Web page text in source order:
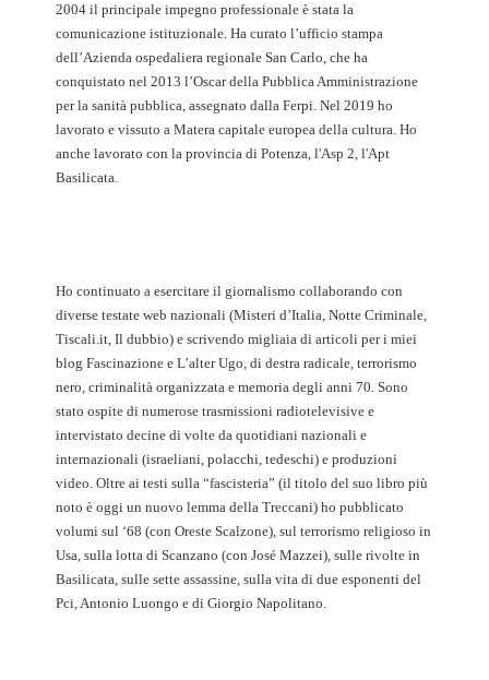
2004 il principale impegno professionale è stata la
comunicazione istituzionale. Ha curato l’ufficio stampa
dell’Azienda ospedaliera regionale San Carlo, che ha
conquistato nel 2013 l’Oscar della Pubblica Amministrazione
per la sanità pubblica, assegnato dalla Ferpi. Nel 2019 ho
lavorato e vissuto a Matera capitale europea della cultura. Ho
anche lavorato con la provincia di Potenza, l'Asp 2, l'Apt
Basilicata.
Ho continuato a esercitare il giornalismo collaborando con
diverse testate web nazionali (Misteri d’Italia, Notte Criminale,
Tiscali.it, Il dubbio) e scrivendo migliaia di articoli per i miei
blog Fascinazione e L’alter Ugo, di destra radicale, terrorismo
nero, criminalità organizzata e memoria degli anni 70. Sono
stato ospite di numerose trasmissioni radiotelevisive e
intervistato decine di volte da quotidiani nazionali e
internazionali (israeliani, polacchi, tedeschi) e produzioni
video. Oltre ai testi sulla “fascisteria” (il titolo del suo libro più
noto è oggi un nuovo lemma della Treccani) ho pubblicato
volumi sul ‘68 (con Oreste Scalzone), sul terrorismo religioso in
Usa, sulla lotta di Scanzano (con José Mazzei), sulle rivolte in
Basilicata, sulle sette assassine, sulla vita di due esponenti del
Pci, Antonio Luongo e di Giorgio Napolitano.